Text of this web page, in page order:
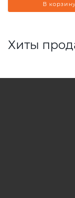
В корзину
Хиты